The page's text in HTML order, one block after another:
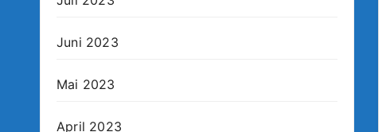
Juni 2023
Mai 2023
April 2023